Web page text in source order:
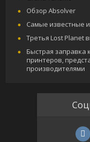
Обзор Absolver
Самые известные
Третья Lost Planet
Быстрая заправка
принтеров,
производителями